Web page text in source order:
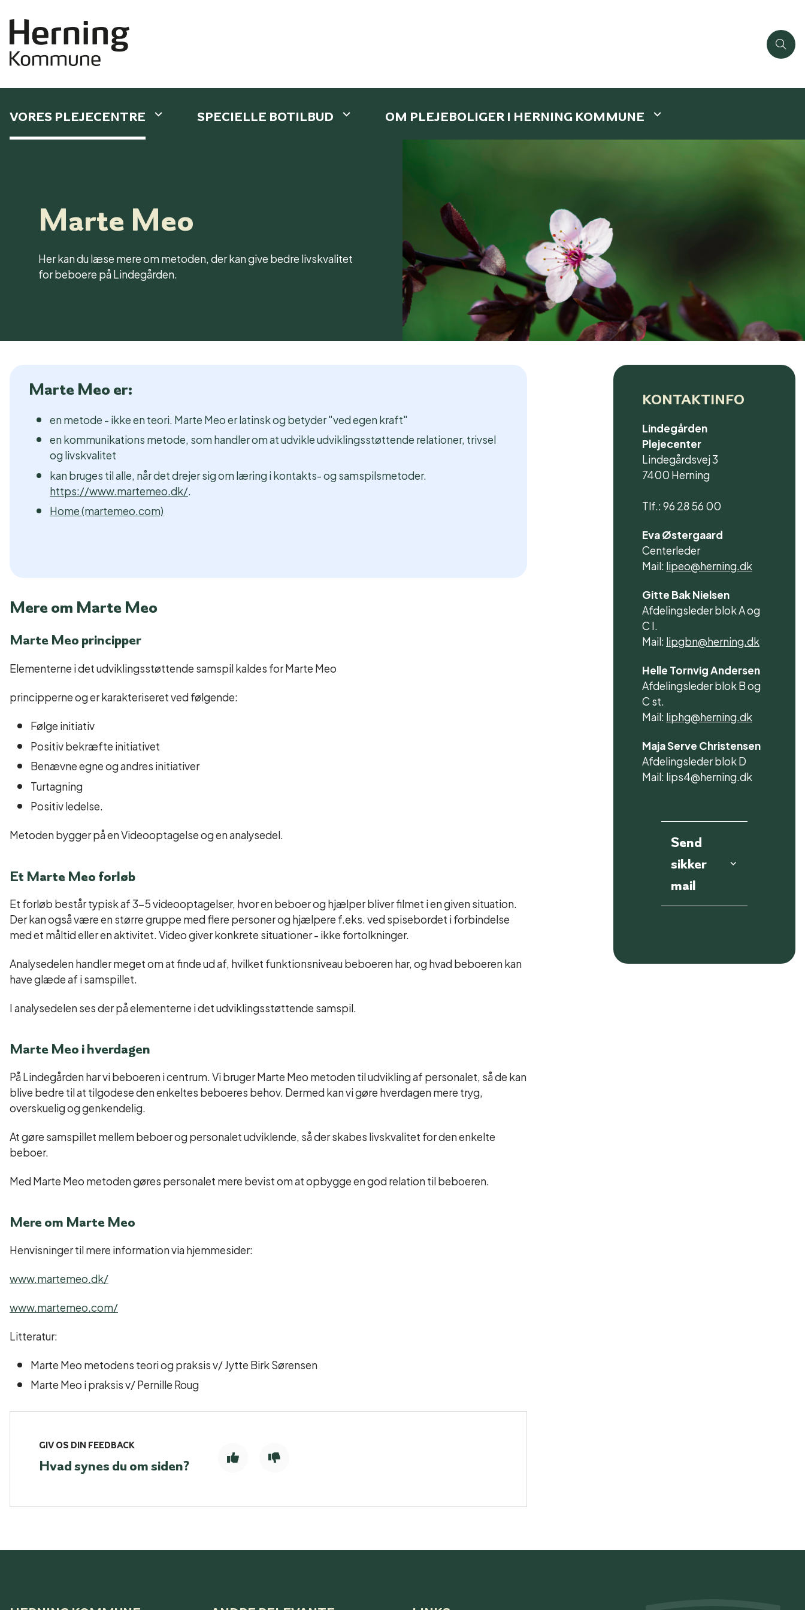
VORES PLEJECENTRE SPECIELLE BOTILBUD OM PLEJEBOLIGER I HERNING KOMMUNE
Marte Meo
Her kan du læse mere om metoden, der kan give bedre livskvalitet
for beboere på Lindegården.
Marte Meo er:
en metode - ikke en teori. Marte Meo er latinsk og betyder "ved egen kraft"
en kommunikations metode, som handler om at udvikle udviklingsstøttende relationer, trivsel
og livskvalitet
kan bruges til alle, når det drejer sig om læring i kontakts- og samspilsmetoder.
https://www.martemeo.dk/.
Home (martemeo.com)
Mere om Marte Meo
Marte Meo principper
Elementerne i det udviklingsstøttende samspil kaldes for Marte Meo
principperne og er karakteriseret ved følgende:
Følge initiativ
Positiv bekræfte initiativet
Benævne egne og andres initiativer
Turtagning
Positiv ledelse.
Metoden bygger på en Videooptagelse og en analysedel.
Et Marte Meo forløb
Et forløb består typisk af 3-5 videooptagelser, hvor en beboer og hjælper bliver filmet i en given situation.
Der kan også være en større gruppe med flere personer og hjælpere f.eks. ved spisebordet i forbindelse
med et måltid eller en aktivitet. Video giver konkrete situationer - ikke fortolkninger.
Analysedelen handler meget om at finde ud af, hvilket funktionsniveau beboeren har, og hvad beboeren kan
have glæde af i samspillet.
I analysedelen ses der på elementerne i det udviklingsstøttende samspil.
Marte Meo i hverdagen
På Lindegården har vi beboeren i centrum. Vi bruger Marte Meo metoden til udvikling af personalet, så de kan
blive bedre til at tilgodese den enkeltes beboeres behov. Dermed kan vi gøre hverdagen mere tryg,
overskuelig og genkendelig.
At gøre samspillet mellem beboer og personalet udviklende, så der skabes livskvalitet for den enkelte
beboer.
Med Marte Meo metoden gøres personalet mere bevist om at opbygge en god relation til beboeren.
Mere om Marte Meo
Henvisninger til mere information via hjemmesider:
www.martemeo.dk/
www.martemeo.com/
Litteratur:
Marte Meo metodens teori og praksis v/ Jytte Birk Sørensen
Marte Meo i praksis v/ Pernille Roug
KONTAKTINFO
Lindegården
Plejecenter
Lindegårdsvej 3
7400 Herning
Tlf.: 96 28 56 00
Eva Østergaard
Centerleder
Mail:lipeo@herning.dk
Gitte Bak Nielsen
Afdelingsleder blok A og
C I.
Mail:lipgbn@herning.dk
Helle Tornvig Andersen
Afdelingsleder blok B og
C st.
Mail:liphg@herning.dk
Maja Serve Christensen
Afdelingsleder blok D
Mail: lips4@herning.dk
Send
sikker
mail
GIV OS DIN FEEDBACK
Hvad synes du om siden?